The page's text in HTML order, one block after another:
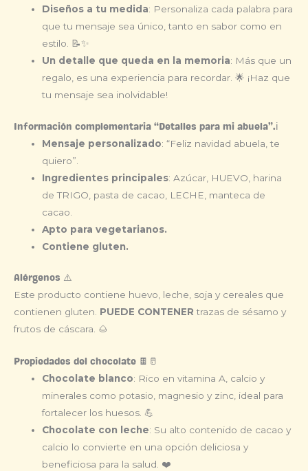
Diseños a tu medida: Personaliza cada palabra para
que tu mensaje sea único, tanto en sabor como en
estilo. 📝✨
Un detalle que queda en la memoria: Más que un
regalo, es una experiencia para recordar. 🌟 ¡Haz que
tu mensaje sea inolvidable!
Información complementaria “Detalles para mi abuela”.ℹ️
Mensaje personalizado: “Feliz navidad abuela, te
quiero”.
Ingredientes principales: Azúcar, HUEVO, harina
de TRIGO, pasta de cacao, LECHE, manteca de
cacao.
Apto para vegetarianos.
Contiene gluten.
Alérgenos ⚠️
Este producto contiene huevo, leche, soja y cereales que
contienen gluten. PUEDE CONTENER trazas de sésamo y
frutos de cáscara. 🌰
Propiedades del chocolate 🍫🥛
Chocolate blanco: Rico en vitamina A, calcio y
minerales como potasio, magnesio y zinc, ideal para
fortalecer los huesos. 💪
Chocolate con leche: Su alto contenido de cacao y
calcio lo convierte en una opción deliciosa y
beneficiosa para la salud. ❤️